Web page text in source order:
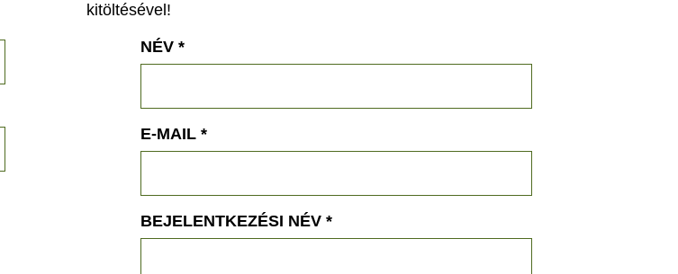
kitöltésével!
NÉV *
E-MAIL *
BEJELENTKEZÉSI NÉV *